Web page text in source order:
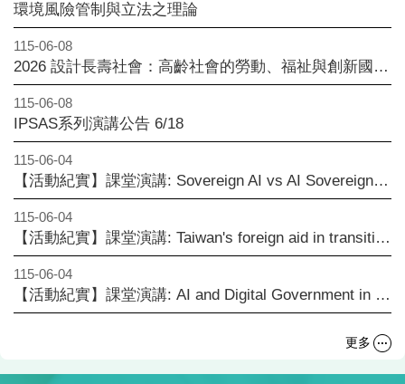
環境風險管制與立法之理論
115-06-08
2026 設計長壽社會：高齡社會的勞動、福祉與創新國際研討會，改採摘要審查，即日起至6/30止歡迎踴躍投稿喔～
115-06-08
IPSAS系列演講公告 6/18
115-06-04
【活動紀實】課堂演講: Sovereign AI vs AI Sovereignty: Understanding Digital Independence Through Trade and Cybersecurity
115-06-04
【活動紀實】課堂演講: Taiwan's foreign aid in transition: from "aid for diplomacy" to "aid for development"
115-06-04
【活動紀實】課堂演講: AI and Digital Government in Taiwan
更多